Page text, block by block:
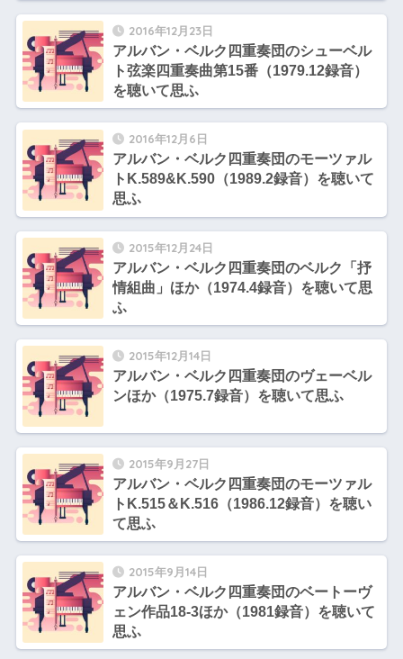
2016年12月23日
アルバン・ベルク四重奏団のシューベル
ト弦楽四重奏曲第15番（1979.12録音）
を聴いて思ふ
2016年12月6日
アルバン・ベルク四重奏団のモーツァル
トK.589&K.590（1989.2録音）を聴いて
思ふ
2015年12月24日
アルバン・ベルク四重奏団のベルク「抒
情組曲」ほか（1974.4録音）を聴いて思
ふ
2015年12月14日
アルバン・ベルク四重奏団のヴェーベル
ンほか（1975.7録音）を聴いて思ふ
2015年9月27日
アルバン・ベルク四重奏団のモーツァル
トK.515＆K.516（1986.12録音）を聴い
て思ふ
2015年9月14日
アルバン・ベルク四重奏団のベートーヴ
ェン作品18-3ほか（1981録音）を聴いて
思ふ